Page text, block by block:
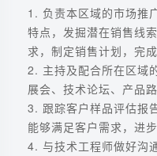
1. 负责本区域的市场推
特点，发掘潜在销售线
求，制定销售计划，完
2. 主持及配合所在区域
展会、技术论坛、产品
3. 跟踪客户样品评估报
能够满足客户需求，进
4. 与技术工程师做好沟